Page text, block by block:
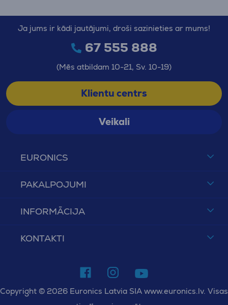
EURONICS
PAKALPOJUMI
INFORMĀCIJA
KONTAKTI
Ja jums ir kādi jautājumi, droši sazinieties ar mums!
67 555 888
(Mēs atbildam 10-21, Sv. 10-19)
Klientu centrs
Veikali
Copyright © 2026 Euronics Latvia SIA www.euronics.lv. Visas